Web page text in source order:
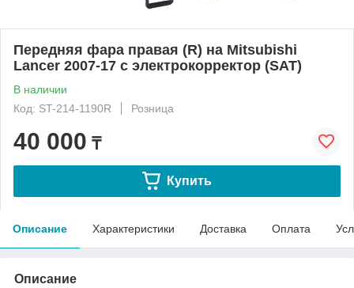
Передняя фара правая (R) на Mitsubishi
Lancer 2007-17 с электрокорректор (SAT)
В наличии
Код: ST-214-1190R
Розница
40 000 ₸
Купить
Описание Характеристики Доставка Оплата
Описание